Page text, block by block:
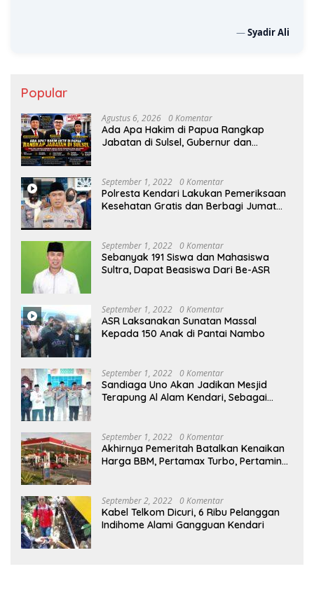
—Syadir Ali
Popular
Agustus 6, 2026 0 Komentar
Ada Apa Hakim di Papua Rangkap
Jabatan di Sulsel, Gubernur dan
September 1, 2022 0 Komentar
Polresta Kendari Lakukan Pemeriksaan
Kesehatan Gratis dan Berbagi Jumat
September 1, 2022 0 Komentar
Sebanyak 191 Siswa dan Mahasiswa
Sultra, Dapat Beasiswa Dari Be-ASR
September 1, 2022 0 Komentar
ASR Laksanakan Sunatan Massal
Kepada 150 Anak di Pantai Nambo
September 1, 2022 0 Komentar
Sandiaga Uno Akan Jadikan Mesjid
Terapung Al Alam Kendari, Sebagai
September 1, 2022 0 Komentar
Akhirnya Pemeritah Batalkan Kenaikan
Harga BBM, Pertamax Turbo, Pertamina
September 2, 2022 0 Komentar
Kabel Telkom Dicuri, 6 Ribu Pelanggan
Indihome Alami Gangguan Kendari